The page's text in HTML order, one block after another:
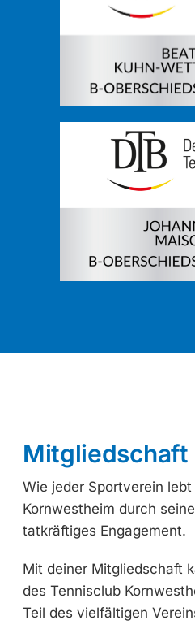
Mitgliedschaft
Wie jeder Sportverein
Kornwestheim durch
tatkräftiges Engagement.
Mit deiner Mitgliedschaft
des Tennisclub
Teil des vielfältigen